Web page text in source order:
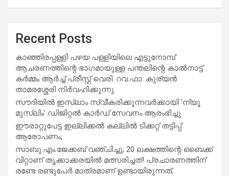
Recent Posts
കാഞ്ഞിരപ്പള്ളി പഴയ പള്ളിയിലെ എട്ടുനോമ്പ്
ആചരണത്തിന്റെ ഭാഗമായുള്ള പന്തലിന്റെ കാൽനാട്ട്
കർമ്മം ആർച്ച് പ്രീസ്റ്റ് വെരി. റവ.ഫാ. കുര്യൻ
താമരശ്ശേരി നിർവഹിക്കുന്നു.
സൗദിയില്‍ ഇസ്‌ലാം സ്വീകരിക്കുന്നവര്‍ക്കായി ‘ന്യൂ
മുസ്ലിം’ ഡിജിറ്റല്‍ കാര്‍ഡ് സേവനം ആരംഭിച്ചു
ഈരാറ്റുപേട്ട ഇല്ലിക്കൽ കല്ലിൽ ടിക്കറ്റ് തട്ടിപ്പ്
ആരോപണം;
സാബു.എം.ജേക്കബ് വഞ്ചിച്ചു; 20 ലക്ഷത്തിന്റെ ബൈക്ക്
വിറ്റാണ് തൃക്കാക്കരയില്‍ മത്സരിച്ചത്! പ്രചാരണത്തിന്
രണ്ടേ രണ്ടുപേര്‍ മാത്രമാണ് ഉണ്ടായിരുന്നത്;